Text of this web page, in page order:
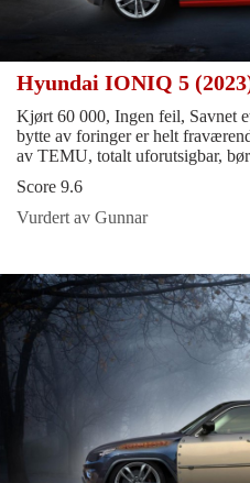
Hyundai IONIQ 5
Kjørt 60 000, Ingen feil, Savnet
bytte av foringer er helt
av TEMU, totalt uforutsigbar,
Score 9.6
Vurdert av Gunnar